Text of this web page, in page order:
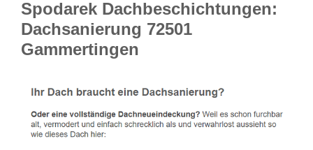
Spodarek Dachbeschichtungen:
Dachsanierung 72501
Gammertingen